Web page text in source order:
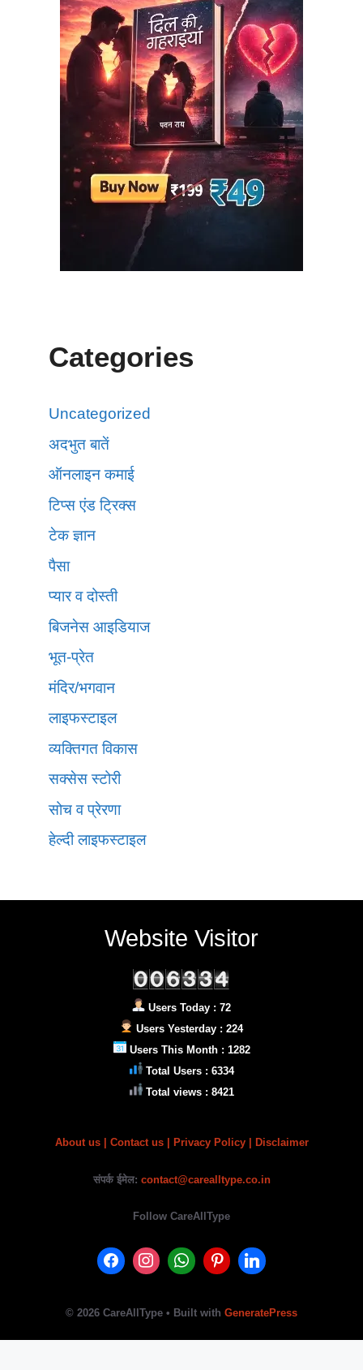
Categories
Uncategorized
अदभुत बातें
ऑनलाइन कमाई
टिप्स एंड ट्रिक्स
टेक ज्ञान
पैसा
प्यार व दोस्ती
बिजनेस आइडियाज
भूत-प्रेत
मंदिर/भगवान
लाइफस्टाइल
व्यक्तिगत विकास
सक्सेस स्टोरी
सोच व प्रेरणा
हेल्दी लाइफस्टाइल
Website Visitor
Users Today : 72
Users Yesterday : 224
Users This Month : 1282
Total Users : 6334
Total views : 8421
About us Contact us | Privacy Policy | Disclaimer
संपर्क ईमेल: contact@carealltype.co.in
Follow CareAllType
© 2026 CareAllType • Built with GeneratePress